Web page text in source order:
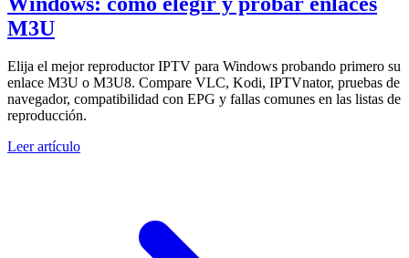
M3U
Elija el mejor reproductor IPTV para Windows probando primero su
enlace M3U o M3U8. Compare VLC, Kodi, IPTVnator, pruebas de
navegador, compatibilidad con EPG y fallas comunes en las listas de
reproducción.
Leer artículo